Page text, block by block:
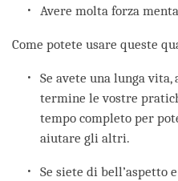
Avere molta forza
Come potete usare queste
Se avete una lunga
termine le vostre
tempo completo per
aiutare gli altri.
Se siete di bell’aspetto